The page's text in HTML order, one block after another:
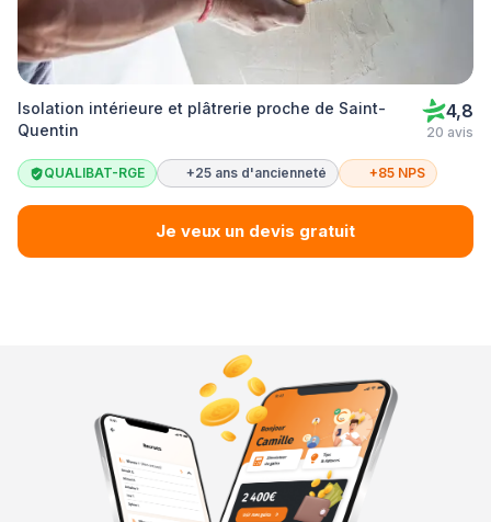
Isolation intérieure et plâtrerie proche de Saint-
Quentin
4,8
20 avis
QUALIBAT-RGE +25 ans d'ancienneté +85 NPS
Je veux un devis gratuit